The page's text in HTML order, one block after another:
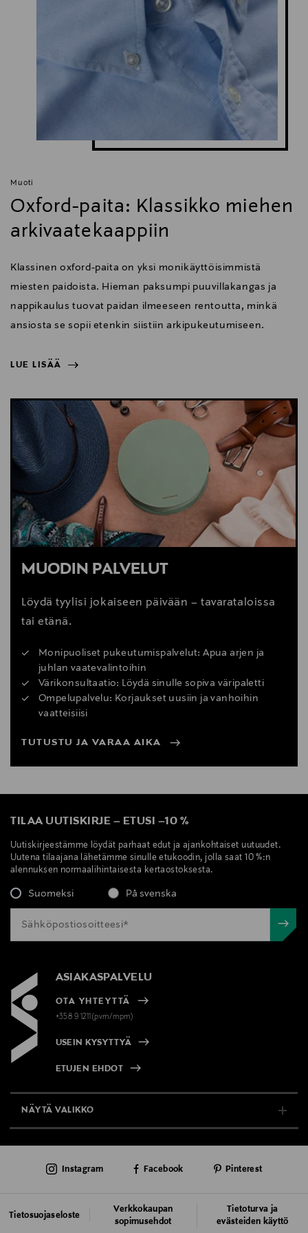
Muoti
Oxford-paita: Klassikko miehen
arkivaatekaappiin
Klassinen oxford-paita on yksi monikäyttöisimmistä
miesten paidoista. Hieman paksumpi puuvillakangas ja
nappikaulus tuovat paidan ilmeeseen rentoutta, minkä
ansiosta se sopii etenkin siistiin arkipukeutumiseen.
LUE LISÄÄ
LUE LISÄÄ
MUODIN PALVELUT
Löydä tyylisi jokaiseen päivään – tavarataloissa
tai etänä.
Monipuoliset pukeutumispalvelut: Apua arjen ja
juhlan vaatevalintoihin
Värikonsultaatio: Löydä sinulle sopiva väripaletti
Ompelupalvelu: Korjaukset uusiin ja vanhoihin
vaatteisiisi
TUTUSTU JA VARAA AIKA
TILAA UUTISKIRJE – ETUSI –10 %
Uutiskirjeestämme löydät parhaat edut ja ajankohtaiset uutuudet.
Uutena tilaajana lähetämme sinulle etukoodin, jolla saat 10 %:n
alennuksen normaalihintaisesta kertaostoksesta.
Suomeksi På svenska
ASIAKASPALVELU
OTA YHTEYTTÄ
+358 9 1211(pvm/mpm)
USEIN KYSYTTYÄ
ETUJEN EHDOT
NÄYTÄ VALIKKO
AJANKOHTAISTA
Tietosuojaseloste
Verkkokaupan
sopimusehdot
Tietoturva ja
evästeiden käyttö
Instagram Facebook Pinterest